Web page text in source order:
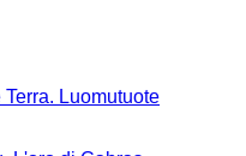
Luomutuote